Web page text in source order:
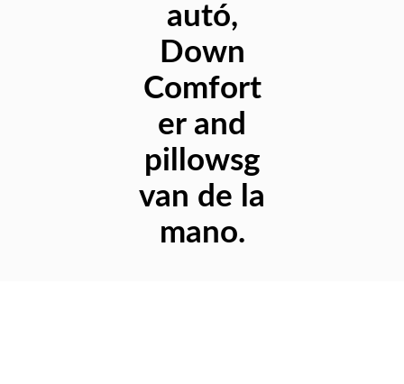
autó,
Down
Comfort
er and
pillowsg
van de la
mano.